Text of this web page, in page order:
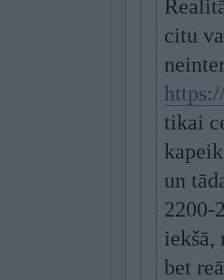
citu
tikai
un
2200-
iekšā,
bet